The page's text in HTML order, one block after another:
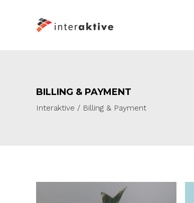
BILLING & PAYMENT
Interaktive / Billing & Payment